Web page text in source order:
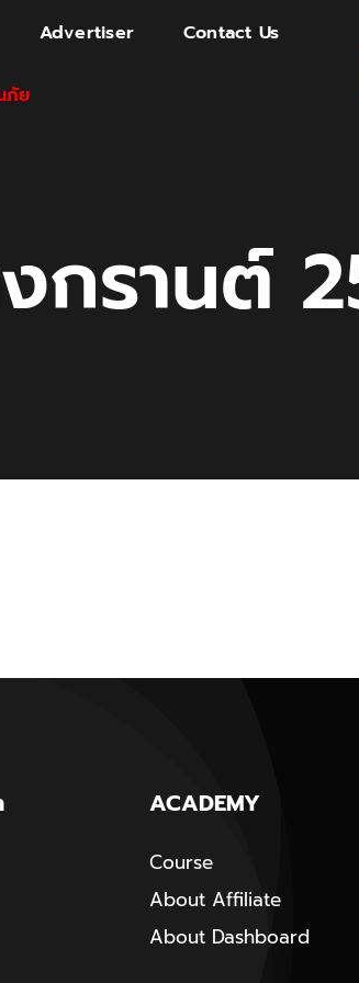
Advertiser Contact Us
ภัย
กรานต์
ACADEMY
Course
About Affiliate
About Dashboard